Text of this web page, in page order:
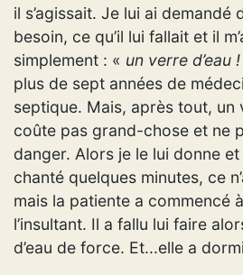
il s’agissait. Je lui ai demandé
besoin, ce qu’il lui fallait et il
simplement : « un verre d’eau !
plus de sept années de
septique. Mais, après tout, un
coûte pas grand-chose et ne
danger. Alors je le lui donne
chanté quelques minutes, ce
mais la patiente a commencé
l’insultant. Il a fallu lui faire
d’eau de force. Et...elle a